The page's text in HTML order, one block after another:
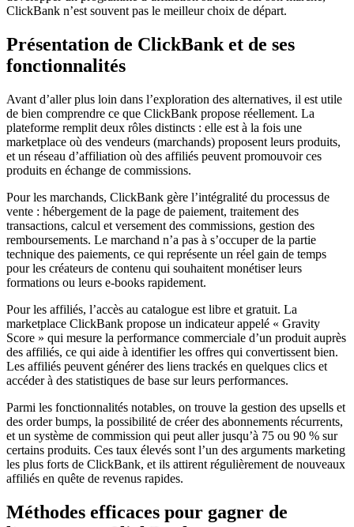
ClickBank n’est souvent pas le meilleur choix de départ.
Présentation de ClickBank et de ses
fonctionnalités
Avant d’aller plus loin dans l’exploration des alternatives, il est utile
de bien comprendre ce que ClickBank propose réellement. La
plateforme remplit deux rôles distincts : elle est à la fois une
marketplace où des vendeurs (marchands) proposent leurs produits,
et un réseau d’affiliation où des affiliés peuvent promouvoir ces
produits en échange de commissions.
Pour les marchands, ClickBank gère l’intégralité du processus de
vente : hébergement de la page de paiement, traitement des
transactions, calcul et versement des commissions, gestion des
remboursements. Le marchand n’a pas à s’occuper de la partie
technique des paiements, ce qui représente un réel gain de temps
pour les créateurs de contenu qui souhaitent monétiser leurs
formations ou leurs e-books rapidement.
Pour les affiliés, l’accès au catalogue est libre et gratuit. La
marketplace ClickBank propose un indicateur appelé « Gravity
Score » qui mesure la performance commerciale d’un produit auprès
des affiliés, ce qui aide à identifier les offres qui convertissent bien.
Les affiliés peuvent générer des liens trackés en quelques clics et
accéder à des statistiques de base sur leurs performances.
Parmi les fonctionnalités notables, on trouve la gestion des upsells et
des order bumps, la possibilité de créer des abonnements récurrents,
et un système de commission qui peut aller jusqu’à 75 ou 90 % sur
certains produits. Ces taux élevés sont l’un des arguments marketing
les plus forts de ClickBank, et ils attirent régulièrement de nouveaux
affiliés en quête de revenus rapides.
Méthodes efficaces pour gagner de